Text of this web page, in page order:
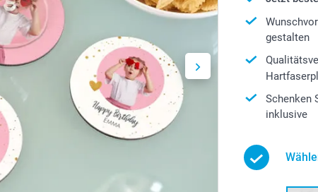
gestalten
Schenken
inklusive